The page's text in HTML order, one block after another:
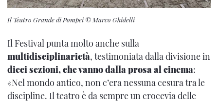
Il Teatro Grande di Pompei © Marco Ghidelli
Il Festival punta molto anche sulla
multidisciplinarietà, testimoniata dalla divisione in
dieci sezioni, che vanno dalla prosa al cinema:
«Nel mondo antico, non c’era nessuna cesura tra le
discipline. Il teatro è da sempre un crocevia delle